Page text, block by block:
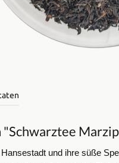
und ihre süße